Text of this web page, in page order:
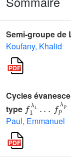
Semi-groupe de
Koufany, Khalid
Cycles
type
f1λ1...fpλ
Paul, Emmanuel